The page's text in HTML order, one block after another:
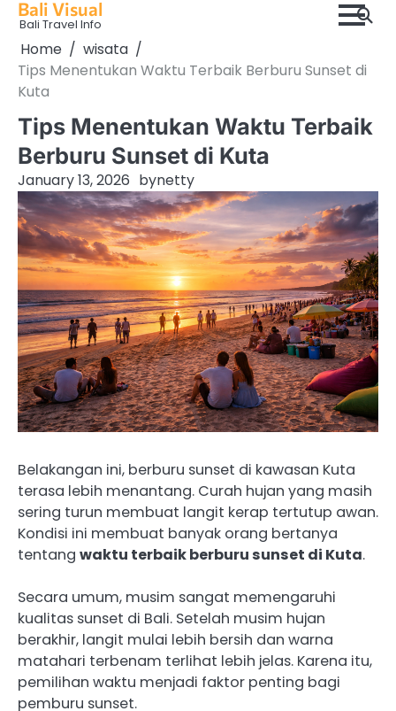
Skip
content
Bali Visual
Bali Travel Info
Home
wisata
Tips Menentukan Waktu Terbaik Berburu Sunset di
Kuta
Tips Menentukan Waktu Terbaik
Berburu Sunset di Kuta
January 13, 2026 bynetty
Belakangan ini, berburu sunset di kawasan Kuta
terasa lebih menantang. Curah hujan yang masih
sering turun membuat langit kerap tertutup awan.
Kondisi ini membuat banyak orang bertanya
tentang waktu terbaik berburu sunset di Kuta.
Secara umum, musim sangat memengaruhi
kualitas sunset di Bali. Setelah musim hujan
berakhir, langit mulai lebih bersih dan warna
matahari terbenam terlihat lebih jelas. Karena itu,
pemilihan waktu menjadi faktor penting bagi
pemburu sunset.